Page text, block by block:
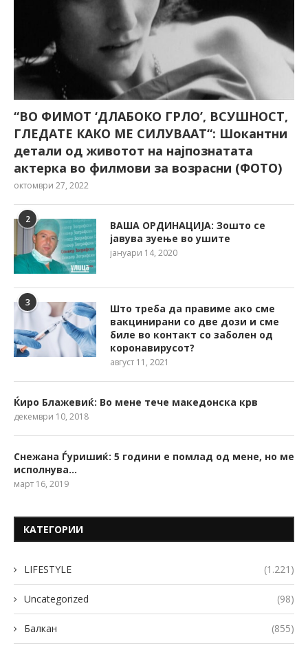
“ВО ФИМОТ ‘ДЛАБОКО ГРЛО’, ВСУШНОСТ,
ГЛЕДАТЕ КАКО МЕ СИЛУВААТ“: Шокантни
детали од животот на најпознатата
актерка во филмови за возрасни (ФОТО)
октомври 27, 2022
2
ВАША ОРДИНАЦИЈА: Зошто се
јавува зуење во ушите
јануари 14, 2020
3
Што треба да правиме ако сме
вакцинирани со две дози и сме
биле во контакт со заболен од
коронавирусот?
август 11, 2021
Ќиро Блажевиќ: Во мене тече македонска крв
декември 10, 2018
Снежана Ѓуришиќ: 5 години е помлад од мене, но ме
исполнува…
март 16, 2019
КАТЕГОРИИ
LIFESTYLE (1.221)
Uncategorized (98)
Балкан (855)